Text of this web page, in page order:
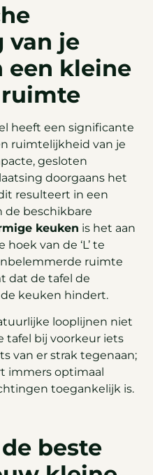
van je
een kleine
heeft een significante
ruimtelijkheid van je
gesloten
doorgaans het
resulteert in een
de beschikbare
keuken is het aan
van de ‘L’ te
ruimte
dat de tafel de
keuken hindert.
looplijnen niet
tafel bij voorkeur iets
van er strak tegenaan;
immers optimaal
toegankelijk is.
beste